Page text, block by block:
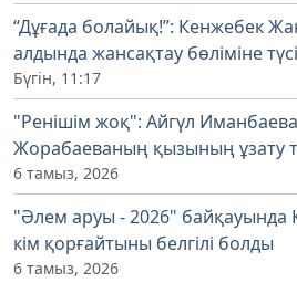
“Дұғада болайық!”: Кенжебек
алдында жансақтау бөліміне
Бүгін, 11:17
"Ренішім жоқ": Айгүл
Жорабаеваның қызының ұзату
6 тамыз, 2026
"Әлем аруы - 2026" байқауында
кім қорғайтыны белгілі болды
6 тамыз, 2026